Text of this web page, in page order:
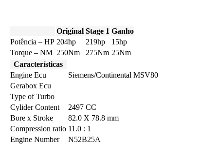
Original Stage 1 Ganho
Potência – HP 204hp 219hp
15hp
Torque – NM 250Nm 275Nm 25Nm
Características
Engine Ecu
Siemens/Continental MSV80
Gerabox Ecu
Type of Turbo
Cylider Content
2497 CC
Bore x Stroke
82.0 X 78.8 mm
Compression ratio 11.0 : 1
Engine Number
N52B25A